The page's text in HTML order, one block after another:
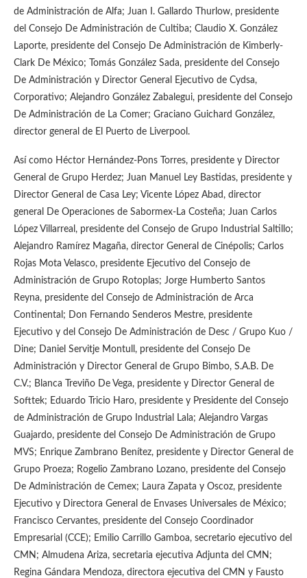
de Administración de Alfa; Juan I. Gallardo Thurlow, presidente
del Consejo De Administración de Cultiba; Claudio X. González
Laporte, presidente del Consejo De Administración de Kimberly-
Clark De México; Tomás González Sada, presidente del Consejo
De Administración y Director General Ejecutivo de Cydsa,
Corporativo; Alejandro González Zabalegui, presidente del Consejo
De Administración de La Comer; Graciano Guichard González,
director general de El Puerto de Liverpool.
Así como Héctor Hernández-Pons Torres, presidente y Director
General de Grupo Herdez; Juan Manuel Ley Bastidas, presidente y
Director General de Casa Ley; Vicente López Abad, director
general De Operaciones de Sabormex-La Costeña; Juan Carlos
López Villarreal, presidente del Consejo de Grupo Industrial Saltillo;
Alejandro Ramírez Magaña, director General de Cinépolis; Carlos
Rojas Mota Velasco, presidente Ejecutivo del Consejo de
Administración de Grupo Rotoplas; Jorge Humberto Santos
Reyna, presidente del Consejo de Administración de Arca
Continental; Don Fernando Senderos Mestre, presidente
Ejecutivo y del Consejo De Administración de Desc / Grupo Kuo /
Dine; Daniel Servitje Montull, presidente del Consejo De
Administración y Director General de Grupo Bimbo, S.A.B. De
C.V.; Blanca Treviño De Vega, presidente y Director General de
Softtek; Eduardo Tricio Haro, presidente y Presidente del Consejo
de Administración de Grupo Industrial Lala; Alejandro Vargas
Guajardo, presidente del Consejo De Administración de Grupo
MVS; Enrique Zambrano Benítez, presidente y Director General de
Grupo Proeza; Rogelio Zambrano Lozano, presidente del Consejo
De Administración de Cemex; Laura Zapata y Oscoz, presidente
Ejecutivo y Directora General de Envases Universales de México;
Francisco Cervantes, presidente del Consejo Coordinador
Empresarial (CCE); Emilio Carrillo Gamboa, secretario ejecutivo del
CMN; Almudena Ariza, secretaria ejecutiva Adjunta del CMN;
Regina Gándara Mendoza, directora ejecutiva del CMN y Fausto